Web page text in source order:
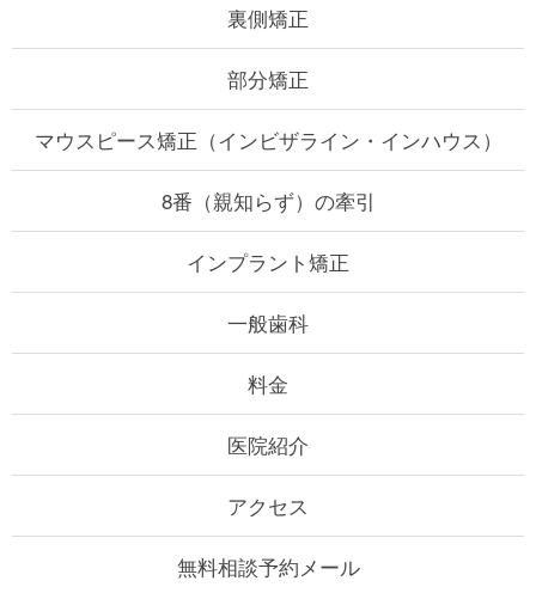
裏側矯正
部分矯正
マウスピース矯正 （インビザライン・インハウス）
8番（親知らず）の牽引
インプラント矯正
一般歯科
料金
医院紹介
アクセス
無料相談予約メール